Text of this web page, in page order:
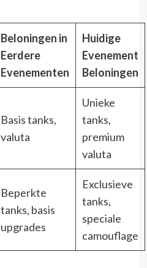
Beloningen in
Eerdere
Evenementen
Huidige
Evenement
Beloningen
Basis tanks,
valuta
Unieke
tanks,
premium
valuta
Beperkte
tanks, basis
upgrades
Exclusieve
tanks,
speciale
camouflage